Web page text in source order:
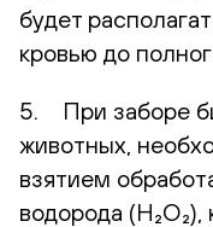
будет
кровью до
5. При заборе
животных,
взятием
водорода